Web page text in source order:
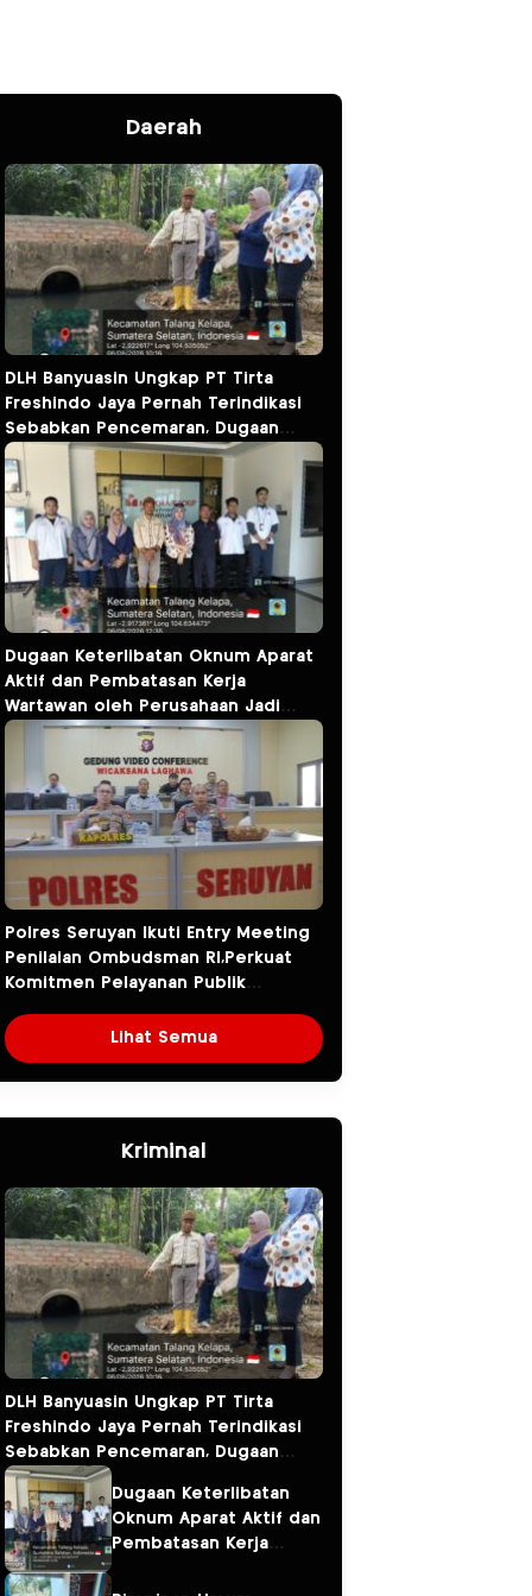
Daerah
DLH Banyuasin Ungkap PT Tirta
Freshindo Jaya Pernah Terindikasi
Sebabkan Pencemaran, Dugaan
Limbah Kembali Diselidiki
Dugaan Keterlibatan Oknum Aparat
Aktif dan Pembatasan Kerja
Wartawan oleh Perusahaan Jadi
Sorotan dalam Kasus Dugaan
Pencemaran Limbah PT Tirta
Fresindo Jaya
Polres Seruyan Ikuti Entry Meeting
Penilaian Ombudsman RI,Perkuat
Komitmen Pelayanan Publik
Lihat Semua
Kriminal
DLH Banyuasin Ungkap PT Tirta
Freshindo Jaya Pernah Terindikasi
Sebabkan Pencemaran, Dugaan
Limbah Kembali Diselidiki
Dugaan Keterlibatan
Oknum Aparat Aktif dan
Pembatasan Kerja